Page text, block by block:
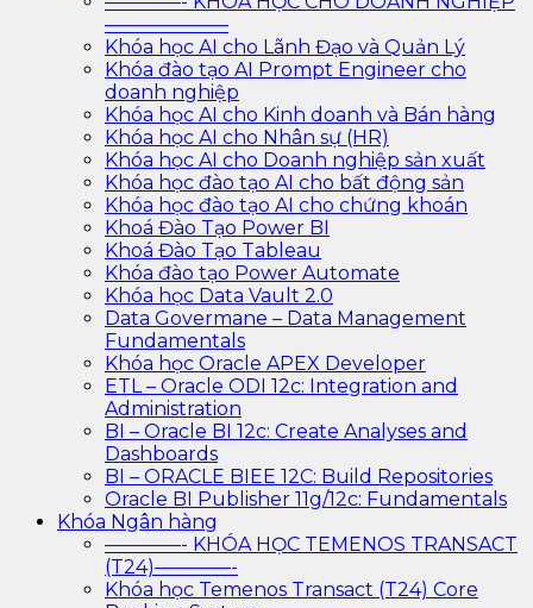
——————–
Khóa học AI cho Lãnh Đạo và Quản Lý
Khóa đào tạo AI Prompt Engineer cho
doanh nghiệp
Khóa học AI cho Kinh doanh và Bán hàng
Khóa học AI cho Nhân sự (HR)
Khóa học AI cho Doanh nghiệp sản xuất
Khóa học đào tạo AI cho bất động sản
Khóa học đào tạo AI cho chứng khoán
Khoá Đào Tạo Power BI
Khoá Đào Tạo Tableau
Khóa đào tạo Power Automate
Khóa học Data Vault 2.0
Data Govermane – Data Management
Fundamentals
Khóa học Oracle APEX Developer
ETL – Oracle ODI 12c: Integration and
Administration
BI – Oracle BI 12c: Create Analyses and
Dashboards
BI – ORACLE BIEE 12C: Build Repositories
Oracle BI Publisher 11g/12c: Fundamentals
Khóa Ngân hàng
————- KHÓA HỌC TEMENOS TRANSACT
(T24)————-
Khóa học Temenos Transact (T24) Core